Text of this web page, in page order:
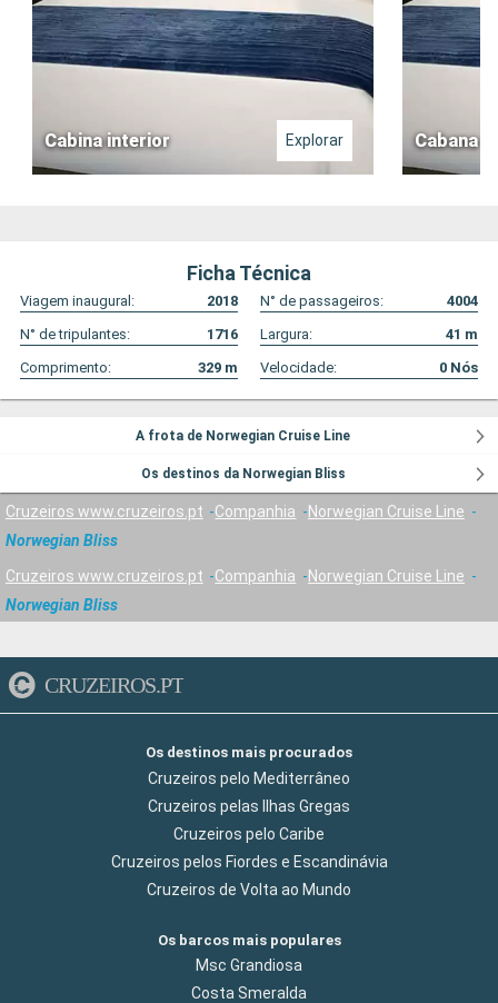
Cabina interior Explorar Cabana
Ficha Técnica
Viagem inaugural: 2018 N° de passageiros:
4004
N° de tripulantes:
1716 Largura: 41 m
Comprimento:
329 m Velocidade: 0 Nós
A frota de Norwegian Cruise Line
Os destinos da Norwegian Bliss
Cruzeiros www.cruzeiros.pt Companhia
Norwegian Cruise Line
Norwegian Bliss
Cruzeiros www.cruzeiros.pt Companhia
Norwegian Cruise Line
Norwegian Bliss
CRUZEIROS.PT
Os destinos mais procurados
Cruzeiros pelo Mediterrâneo
Cruzeiros pelas Ilhas Gregas
Cruzeiros pelo Caribe
Cruzeiros pelos Fiordes e Escandinávia
Cruzeiros de Volta ao Mundo
Os barcos mais populares
Msc Grandiosa
Costa Smeralda